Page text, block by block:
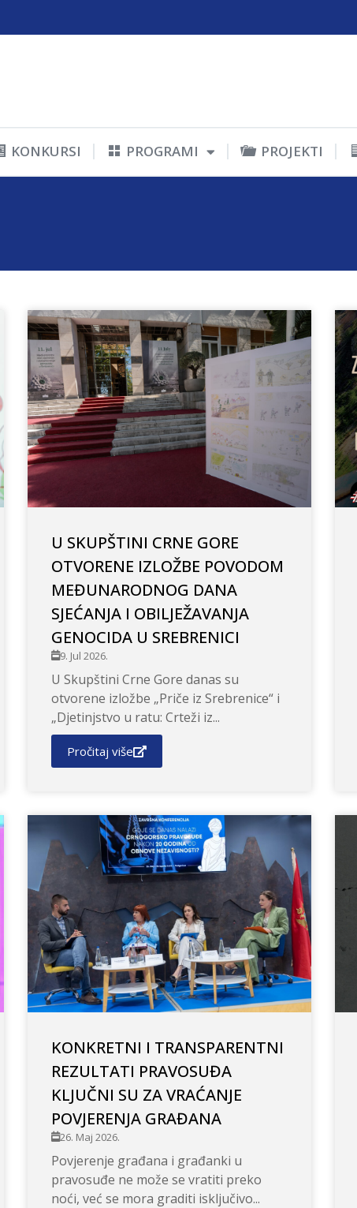
KONKURSI PROGRAMI PROJEKTI
U SKUPŠTINI CRNE GORE
OTVORENE IZLOŽBE POVODOM
MEĐUNARODNOG DANA
SJEĆANJA I OBILJEŽAVANJA
GENOCIDA U SREBRENICI
9. Jul 2026.
U Skupštini Crne Gore danas su
otvorene izložbe „Priče iz Srebrenice“ i
„Djetinjstvo u ratu: Crteži iz...
Pročitaj više
KONKRETNI I TRANSPARENTNI
REZULTATI PRAVOSUĐA
KLJUČNI SU ZA VRAĆANJE
POVJERENJA GRAĐANA
26. Maj 2026.
Povjerenje građana i građanki u
pravosuđe ne može se vratiti preko
noći, već se mora graditi isključivo...